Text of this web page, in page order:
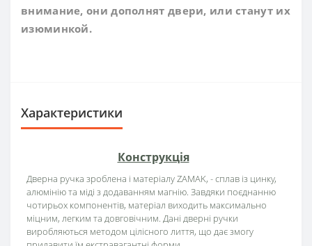
внимание, они дополнят двери, или станут их
изюминкой.
Характеристики
Конструкція
Дверна ручка зроблена і матеріалу ZAMAK, - сплав із цинку,
алюмінію та міді з додаванням магнію. Завдяки поєднанню
чотирьох компонентів, матеріал виходить максимально
міцним, легким та довговічним. Дані дверні ручки
виробляються методом цілісного лиття, що дає змогу